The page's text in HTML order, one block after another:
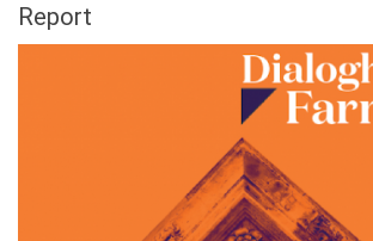
Riconoscimento diplomi
SPETTACOLO DAL VIVO E
ARTI VISIVE
La festa della musica
Nouveau Grand Tour
Report